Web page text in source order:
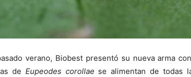
verano, Biobest presentó su nueva arma
de Eupeodes corollae se alimentan de todas